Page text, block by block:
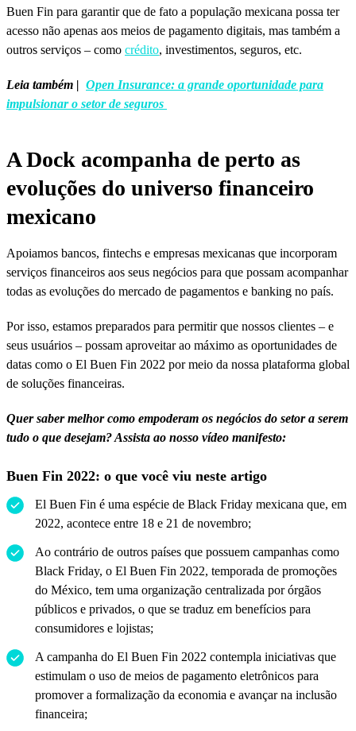
Buen Fin para garantir que de fato a população mexicana possa ter
acesso não apenas aos meios de pagamento digitais, mas também a
outros serviços – como crédito, investimentos, seguros, etc.
Leia também | Open Insurance: a grande oportunidade para
impulsionar o setor de seguros
A Dock acompanha de perto as
evoluções do universo financeiro
mexicano
Apoiamos bancos, fintechs e empresas mexicanas que incorporam
serviços financeiros aos seus negócios para que possam acompanhar
todas as evoluções do mercado de pagamentos e banking no país.
Por isso, estamos preparados para permitir que nossos clientes – e
seus usuários – possam aproveitar ao máximo as oportunidades de
datas como o El Buen Fin 2022 por meio da nossa plataforma global
de soluções financeiras.
Quer saber melhor como empoderam os negócios do setor a serem
tudo o que desejam? Assista ao nosso vídeo manifesto:
Buen Fin 2022: o que você viu neste artigo
El Buen Fin é uma espécie de Black Friday mexicana que, em
2022, acontece entre 18 e 21 de novembro;
Ao contrário de outros países que possuem campanhas como
Black Friday, o El Buen Fin 2022, temporada de promoções
do México, tem uma organização centralizada por órgãos
públicos e privados, o que se traduz em benefícios para
consumidores e lojistas;
A campanha do El Buen Fin 2022 contempla iniciativas que
estimulam o uso de meios de pagamento eletrônicos para
promover a formalização da economia e avançar na inclusão
financeira;